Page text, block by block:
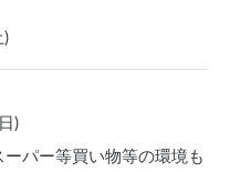
)
)
パー等買い物等の環境も